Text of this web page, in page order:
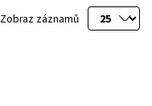
Zobraz záznamů